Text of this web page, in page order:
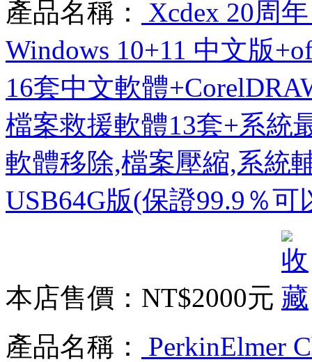
產品名稱：
Xcdex 20周
Windows 10+11 中文版
16套中文軟體
檔案救援軟體13套+系統
軟體移除,檔案壓縮,系統
USB64G版(保證99.9％可
本店售價： NT$2000元
產品名稱：
PerkinElmer